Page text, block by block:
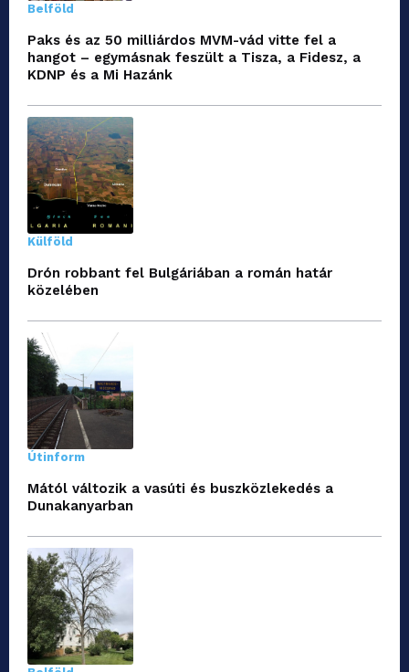
Belföld
Paks és az 50 milliárdos MVM-vád vitte fel a
hangot – egymásnak feszült a Tisza, a Fidesz, a
KDNP és a Mi Hazánk
Külföld
Drón robbant fel Bulgáriában a román határ
közelében
Útinform
Mától változik a vasúti és buszközlekedés a
Dunakanyarban